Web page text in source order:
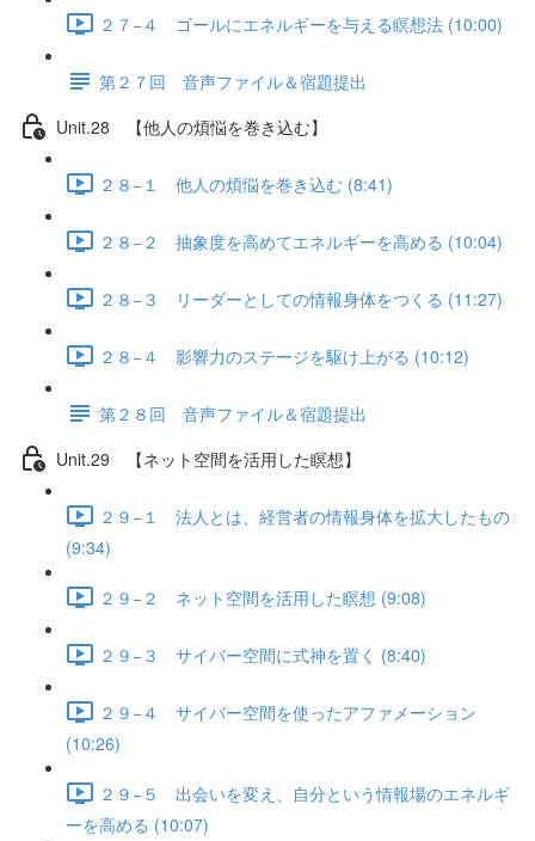
２７−４ ゴールにエネルギーを与える瞑想法 (10:00)
第２７回 音声ファイル＆宿題提出
Unit.28 【他人の煩悩を巻き込む】
２８−１ 他人の煩悩を巻き込む (8:41)
２８−２ 抽象度を高めてエネルギーを高める (10:04)
２８−３ リーダーとしての情報身体をつくる (11:27)
２８−４ 影響力のステージを駆け上がる (10:12)
第２８回 音声ファイル＆宿題提出
Unit.29 【ネット空間を活用した瞑想】
２９−１ 法人とは、経営者の情報身体を拡大したもの
(9:34)
２９−２ ネット空間を活用した瞑想 (9:08)
２９−３ サイバー空間に式神を置く (8:40)
２９−４ サイバー空間を使ったアファメーション
(10:26)
２９−５ 出会いを変え、自分という情報場のエネルギ
ーを高める (10:07)